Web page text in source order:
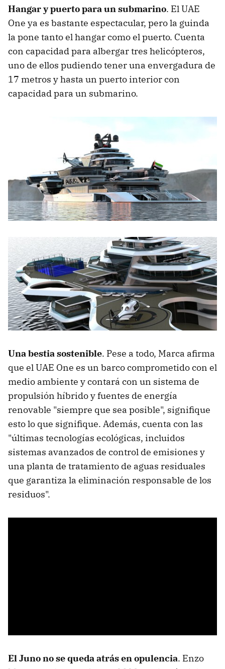
Hangar y puerto para un submarino. El UAE
One ya es bastante espectacular, pero la guinda
la pone tanto el hangar como el puerto. Cuenta
con capacidad para albergar tres helicópteros,
uno de ellos pudiendo tener una envergadura de
17 metros y hasta un puerto interior con
capacidad para un submarino.
Una bestia sostenible. Pese a todo, Marca afirma
que el UAE One es un barco comprometido con el
medio ambiente y contará con un sistema de
propulsión híbrido y fuentes de energía
renovable "siempre que sea posible", signifique
esto lo que signifique. Además, cuenta con las
"últimas tecnologías ecológicas, incluidos
sistemas avanzados de control de emisiones y
una planta de tratamiento de aguas residuales
que garantiza la eliminación responsable de los
residuos".
El Juno no se queda atrás en opulencia. Enzo